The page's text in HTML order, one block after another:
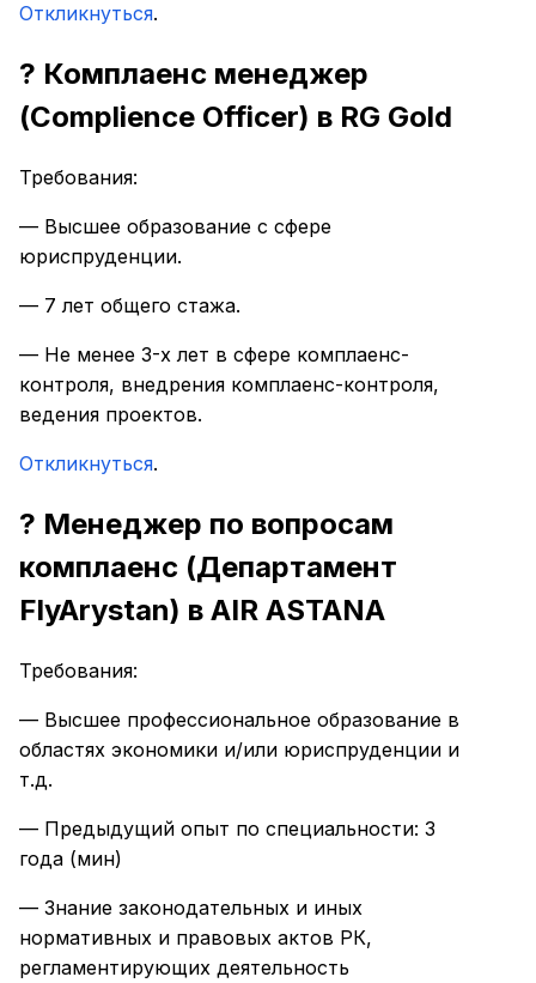
Откликнуться.
? Комплаенс менеджер
(Complience Officer) в RG Gold
Требования:
— Высшее образование с сфере
юриспруденции.
— 7 лет общего стажа.
— Не менее 3-х лет в сфере комплаенс-
контроля, внедрения комплаенс-контроля,
ведения проектов.
Откликнуться.
? Менеджер по вопросам
комплаенс (Департамент
FlyArystan) в AIR ASTANA
Требования:
— Высшее профессиональное образование в
областях экономики и/или юриспруденции и
т.д.
— Предыдущий опыт по специальности: 3
года (мин)
— Знание законодательных и иных
нормативных и правовых актов РК,
регламентирующих деятельность